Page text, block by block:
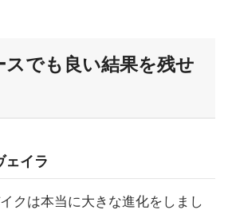
スでも良い結果を残せ
ェイラ
クは本当に大きな進化をしまし